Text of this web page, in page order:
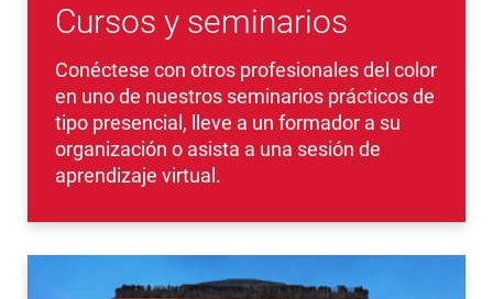
Cursos y seminarios
Conéctese con otros profesionales del color
en uno de nuestros seminarios prácticos de
tipo presencial, lleve a un formador a su
organización o asista a una sesión de
aprendizaje virtual.